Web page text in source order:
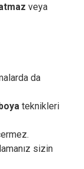
veya
da
teknikleri
sizin